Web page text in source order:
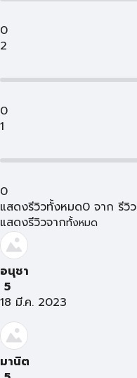
0
2
0
1
0
แสดงรีวิวทั้งหมด0 จาก รีวิว
แสดงรีวิวจากทั้งหมด
อนุชา
5
18 มี.ค. 2023
มานิต